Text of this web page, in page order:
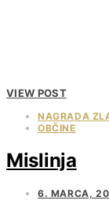
VIEW POST
NAGRADA
OBČINE
Mislinja
6. MARCA,